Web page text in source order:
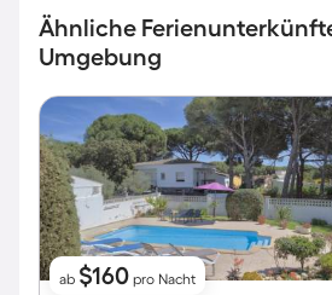
Ähnliche
Umgebung
ab $160 pro Nacht